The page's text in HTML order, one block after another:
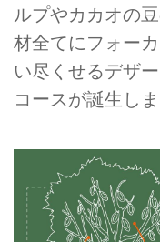
ルプやカカオの
材全てにフォー
い尽くせるデザ
コースが誕生しま